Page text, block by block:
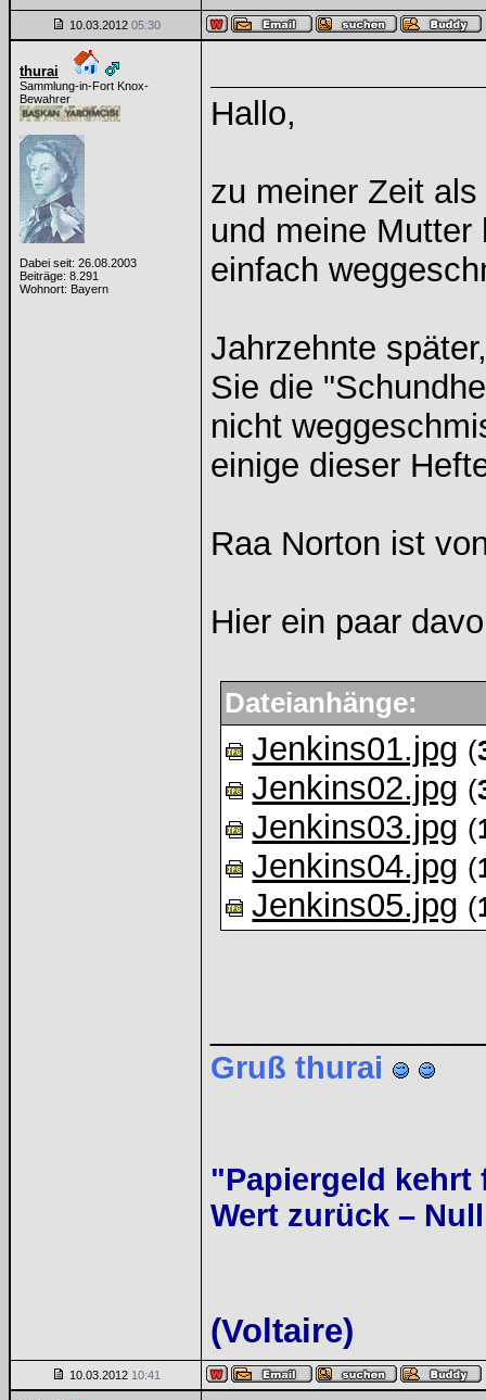
10.03.2012 05:30
thurai
Sammlung-in-Fort Knox-
Bewahrer
Dabei seit: 26.08.2003
Beiträge: 8.291
Wohnort: Bayern
Hallo,
zu meiner Zeit
und meine
einfach
Jahrzehnte
Sie die
nicht
einige dieser
Raa Norton ist
Hier ein paar
Dateianhänge:
Jenkins01.jpg (
Jenkins02.jpg (
Jenkins03.jpg (
Jenkins04.jpg (
Jenkins05.jpg (
Gruß thurai
"Papiergeld kehrt
Wert zurück –
(Voltaire)
10.03.2012 10:41